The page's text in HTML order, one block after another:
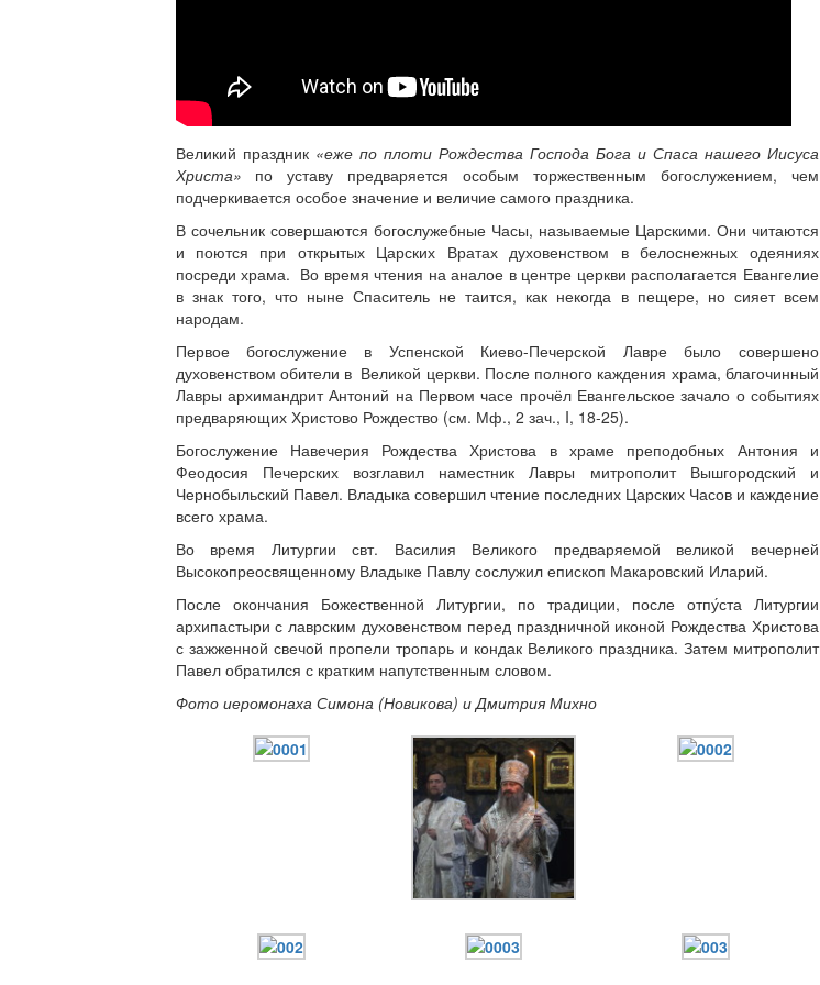
Великий праздник «еже по плоти Рождества Господа Бога и Спаса нашего Иисуса
Христа» по уставу предваряется особым торжественным богослужением, чем
подчеркивается особое значение и величие самого праздника.
В сочельник совершаются богослужебные Часы, называемые Царскими. Они читаются
и поются при открытых Царских Вратах духовенством в белоснежных одеяниях
посреди храма. Во время чтения на аналое в центре церкви располагается Евангелие
в знак того, что ныне Спаситель не таится, как некогда в пещере, но сияет всем
народам.
Первое богослужение в Успенской Киево-Печерской Лавре было совершено
духовенством обители в Великой церкви. После полного каждения храма, благочинный
Лавры архимандрит Антоний на Первом часе прочёл Евангельское зачало о событиях
предваряющих Христово Рождество (см. Мф., 2 зач., I, 18-25).
Богослужение Навечерия Рождества Христова в храме преподобных Антония и
Феодосия Печерских возглавил наместник Лавры митрополит Вышгородский и
Чернобыльский Павел. Владыка совершил чтение последних Царских Часов и каждение
всего храма.
Во время Литургии свт. Василия Великого предваряемой великой вечерней
Высокопреосвященному Владыке Павлу сослужил епископ Макаровский Иларий.
После окончания Божественной Литургии, по традиции, после отпу́ста Литургии
архипастыри с лаврским духовенством перед праздничной иконой Рождества Христова
с зажженной свечой пропели тропарь и кондак Великого праздника. Затем митрополит
Павел обратился с кратким напутственным словом.
Фото иеромонаха Симона (Новикова) и Дмитрия Михно